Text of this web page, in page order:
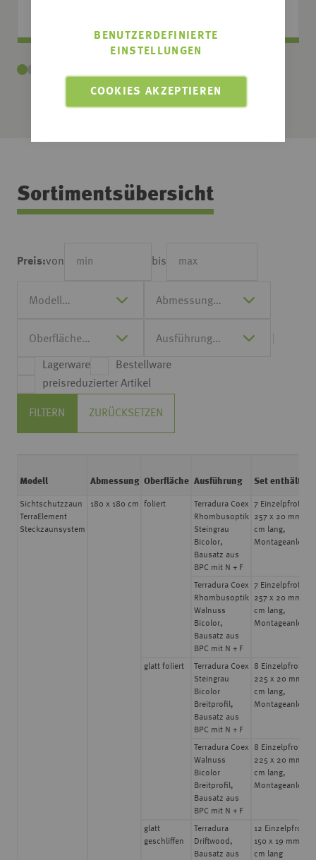
COOKIES AKZEPTIEREN
BENUTZERDEFINIERTE
EINSTELLUNGEN
Sortimentsübersicht
Preis:von bis
Lagerware
Bestellware
preisreduzierter Artikel
FILTERN ZURÜCKSETZEN
Sichtschutzzaun
TerraElement
Steckzaunsystem
180 x 180 cm foliert
Terradura Coex
Rhombusoptik
Steingrau
Bicolor,
Bausatz aus
BPC mit N + F
7 Einzelpfrofile
257 x 20 mm,
cm lang,
Terradura Coex
Rhombusoptik
Walnuss
Bicolor,
Bausatz aus
BPC mit N + F
7 Einzelpfrofile
257 x 20 mm,
cm lang,
glatt foliert
Terradura Coex
Steingrau
Bicolor
Breitprofil,
Bausatz aus
BPC mit N + F
8 Einzelpfrofile
225 x 20 mm,
cm lang,
Terradura Coex
Walnuss
Bicolor
Breitprofil,
Bausatz aus
BPC mit N + F
8 Einzelpfrofile
225 x 20 mm,
cm lang,
glatt
geschliffen
Terradura
Driftwood,
Bausatz aus
12
150 x 19 mm,
cm lang
Modell Abmessung Oberfläche Ausführung Set enthält